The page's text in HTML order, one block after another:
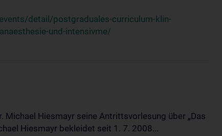
detail/postgraduales-curriculum-klin-
und-intensivme/
Michael Hiesmayr seine Antrittsvorlesung über „Das
Hiesmayr bekleidet seit 1. 7. 2008...